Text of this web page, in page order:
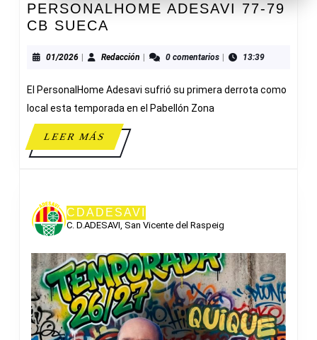
PERSONALHOME ADESAVI 77-79
CB SUECA
77-
CB
SUECA
01/202601/2026Redacción Redacción0 comentarios 13:39
El PersonalHome Adesavi sufrió su primera derrota como
local esta temporada en el Pabellón Zona
LEER MÁSLEER
MÁS
CDADESAVI
C. D.ADESAVI, San Vicente del Raspeig